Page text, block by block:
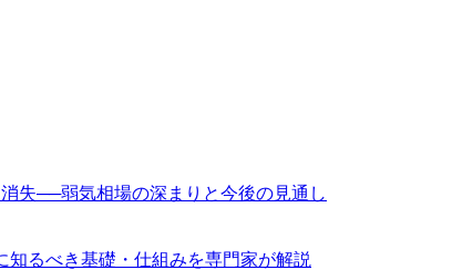
失──弱気相場の深まりと今後の見通し
知るべき基礎・仕組みを専門家が解説